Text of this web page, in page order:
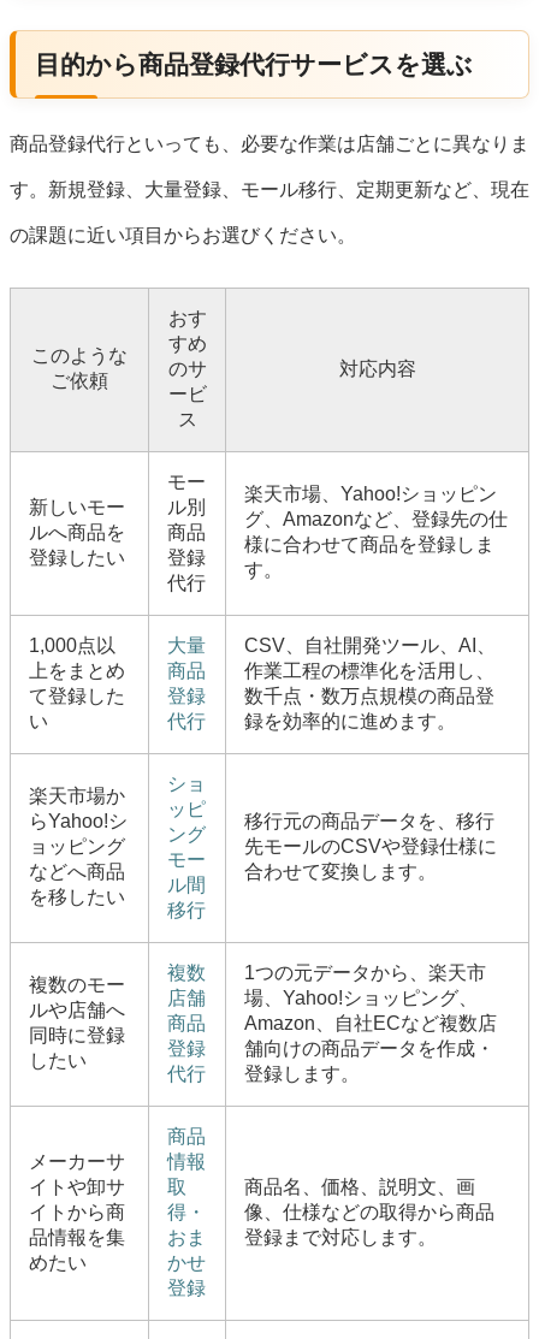
目的から商品登録代行サービスを選ぶ
商品登録代行といっても、必要な作業は店舗ごとに異なりま
す。新規登録、大量登録、モール移行、定期更新など、現在
の課題に近い項目からお選びください。
このような
ご依頼
おす
すめ
のサ
ービ
ス
対応内容
新しいモー
ルへ商品を
登録したい
モー
ル別
商品
登録
代行
楽天市場、Yahoo!ショッピン
グ、Amazonなど、登録先の仕
様に合わせて商品を登録しま
す。
1,000点以
上をまとめ
て登録した
い
大量
商品
登録
代行
CSV、自社開発ツール、AI、
作業工程の標準化を活用し、
数千点・数万点規模の商品登
録を効率的に進めます。
楽天市場か
らYahoo!シ
ョッピング
などへ商品
を移したい
ショ
ッピ
ング
モー
ル間
移行
移行元の商品データを、移行
先モールのCSVや登録仕様に
合わせて変換します。
複数のモー
ルや店舗へ
同時に登録
したい
複数
店舗
商品
登録
代行
1つの元データから、楽天市
場、Yahoo!ショッピング、
Amazon、自社ECなど複数店
舗向けの商品データを作成・
登録します。
メーカーサ
イトや卸サ
イトから商
品情報を集
めたい
商品
情報
取
得・
おま
かせ
登録
商品名、価格、説明文、画
像、仕様などの取得から商品
登録まで対応します。